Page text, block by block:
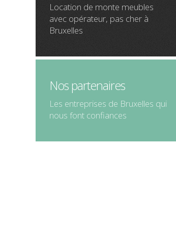
Location de monte meubles
avec opérateur, pas cherà
Bruxelles
Nos partenaires
Les entreprises de Bruxelles qui
nous font confiances